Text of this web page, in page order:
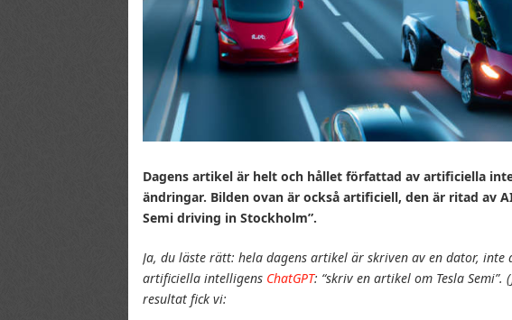
Dagens artikel är helt och hållet författad av artificiella
ändringar. Bilden ovan är också artificiell, den är ritad av
Semi driving in Stockholm”.
Ja, du läste rätt: hela dagens artikel är skriven av en dator, inte
artificiella intelligens ChatGPT: “skriv en artikel om Tesla Semi”.
resultat fick vi: